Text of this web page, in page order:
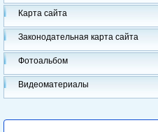
Карта сайта
Законодательная карта сайта
Фотоальбом
Видеоматериалы